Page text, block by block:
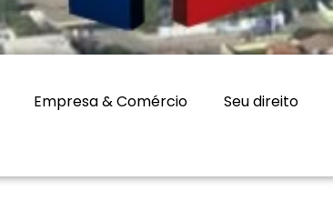
Empresa & Comércio Seu direito